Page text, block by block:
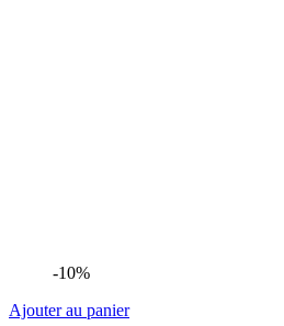
-10%
Ajouter au panier